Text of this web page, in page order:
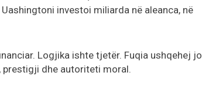
investoi miliarda në aleanca, në
Logjika ishte tjetër. Fuqia ushqehej jo
dhe autoriteti moral.